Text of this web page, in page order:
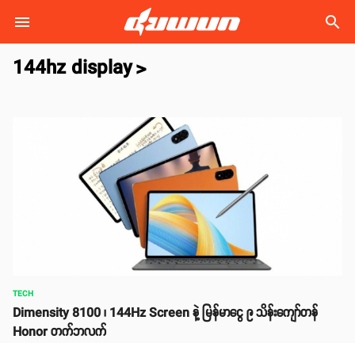
search
144hz display>
TECH
Dimensity 8100 ၊ 144Hz Screen နဲ့ မြန်မာငွေ ၉ သိန်းကျော်တန်
Honor တက်ဘလက်